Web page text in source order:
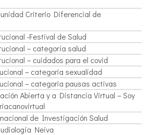
Criterio Diferencial de
-Festival de Salud
– categoría salud
– cuidados para el covid
– categoria sexualidad
– categoria pausas activas
Abierta y a Distancia Virtual – Soy
de Investigación Salud
Neiva